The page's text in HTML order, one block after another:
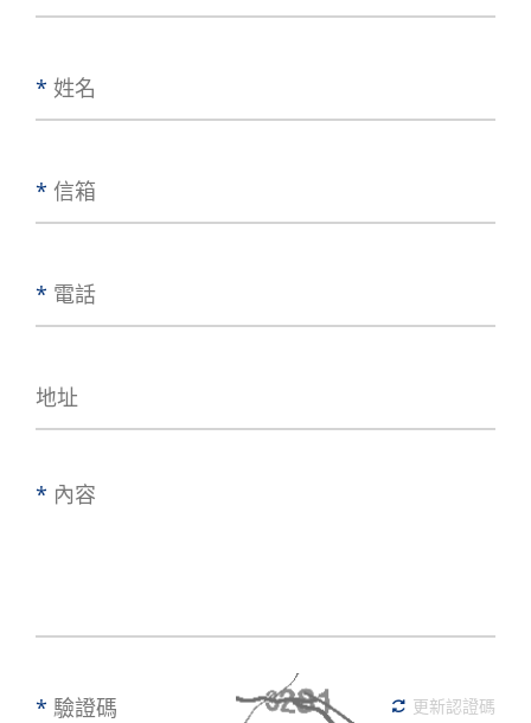
* 姓名
* 信箱
* 電話
地址
* 內容
* 驗證碼 更新認證碼